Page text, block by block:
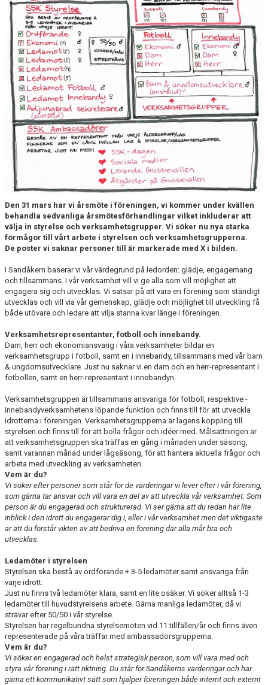
SCHEMA ALLA LAG
KONTAKT
Den 31 mars har vi årsmöte i föreningen, vi kommer under kvällen
behandla sedvanliga årsmötesförhandlingar vilket inkluderar att
välja in styrelse och verksamhetsgrupper. Vi söker nu nya starka
förmågor till vårt arbete i styrelsen och verksamhetsgrupperna.
De poster vi saknar personer till är markerade med X i bilden.
I Sandåkern baserar vi vår värdegrund på ledorden: glädje, engagemang
och tillsammans. I vår verksamhet vill vi ge alla som vill möjlighet att
engagera sig och utvecklas. Vi satsar på att vara en förening som ständigt
utvecklas och vill via vår gemenskap, glädje och möjlighet till utveckling få
både utövare och ledare att vilja stanna kvar länge i föreningen.
Verksamhetsrepresentanter, fotboll och innebandy.
Dam, herr och ekonomiansvarig i våra verksamheter bildar en
verksamhetsgrupp i fotboll, samt en i innebandy, tillsammans med vår barn
& ungdomsutvecklare. Just nu saknar vi en dam och en herr-representant i
fotbollen, samt en herr-representant i innebandyn.
Verksamhetsgruppen är tillsammans ansvariga för fotboll, respektive -
innebandyverksamhetens löpande funktion och finns till för att utveckla
idrotterna i föreningen. Verksamhetsgrupperna är lagens koppling till
styrelsen och finns till för att bolla frågor och idéer med. Målsättningen är
att verksamhetsgruppen ska träffas en gång i månaden under säsong,
samt varannan månad under lågsäsong, för att hantera aktuella frågor och
arbeta med utveckling av verksamheten.
Vem är du?
Vi söker efter personer som står för de värderingar vi lever efter i vår förening,
som gärna tar ansvar och vill vara en del av att utveckla vår verksamhet. Som
person är du engagerad och strukturerad. Vi ser gärna att du redan har lite
inblick i den idrott du engagerar dig i, eller i vår verksamhet men det viktigaste
är att du förstår vikten av att bedriva en förening där alla mår bra och
utvecklas.
Ledamöter i styrelsen
Styrelsen ska bestå av ordförande + 3-5 ledamöter samt ansvariga från
varje idrott.
Just nu finns två ledamöter klara, samt en lite osäker. Vi söker alltså 1-3
ledamöter till huvudstyrelsens arbete. Gärna manliga ledamöter, då vi
strävar efter 50/50 i vår styrelse.
Styrelsen har regelbundna styrelsemöten vid 11 tillfällen/år och finns även
representerade på våra träffar med ambassadörsgrupperna.
Vem är du?
Vi söker en engagerad och helst strategisk person, som vill vara med och
styra vår förening i rätt riktning. Du står för Sandåkerns värderingar och har
gärna ett kommunikativt sätt som hjälper föreningen både internt och externt